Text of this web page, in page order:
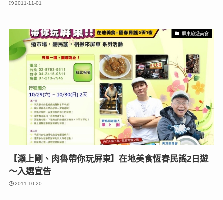
2011-11-01
屏東旅遊美食
【瀨上剛、肉魯帶你玩屏東】在地美食恆春民謠2日遊
～入選宣告
2011-10-20